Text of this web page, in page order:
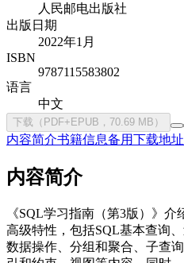
人民邮电出版社
出版日期
2022年1月
ISBN
9787115583802
语言
中文
下载（PDF+EPUB，70.69 MB）
内容简介书籍信息备用下载地址
内容简介
《SQL学习指南（第3版）》
高级特性，包括SQL基本查询
数据操作、分组和聚合、子查